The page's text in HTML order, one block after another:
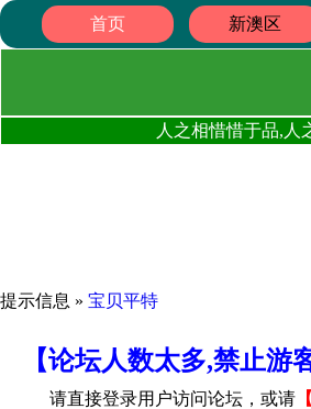
首页 新澳区
人之相惜惜于品,人
提示信息 » 宝贝平特
【论坛人数太多,禁止
请直接登录用户访问论坛，或请 【